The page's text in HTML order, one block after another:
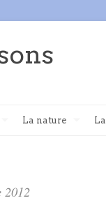
La nature
2012